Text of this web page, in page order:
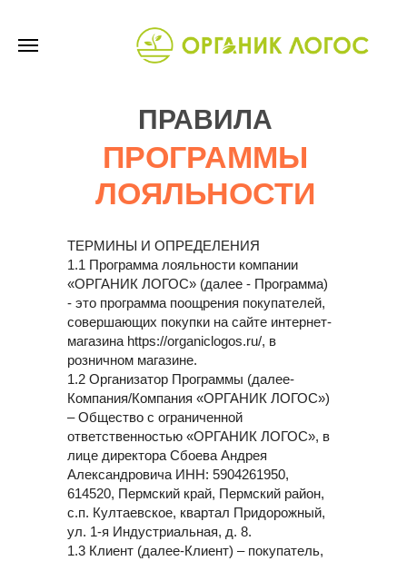
ПРАВИЛА
ПРОГРАММЫ
ЛОЯЛЬНОСТИ
ТЕРМИНЫ И ОПРЕДЕЛЕНИЯ
1.1 Программа лояльности компании
«ОРГАНИК ЛОГОС» (далее - Программа)
- это программа поощрения покупателей,
совершающих покупки на сайте интернет-
магазина https://organiclogos.ru/, в
розничном магазине.
1.2 Организатор Программы (далее-
Компания/Компания «ОРГАНИК ЛОГОС»)
– Общество с ограниченной
ответственностью «ОРГАНИК ЛОГОС», в
лице директора Сбоева Андрея
Александровича ИНН: 5904261950,
614520, Пермский край, Пермский район,
с.п. Култаевское, квартал Придорожный,
ул. 1-я Индустриальная, д. 8.
1.3 Клиент (далее-Клиент) – покупатель,